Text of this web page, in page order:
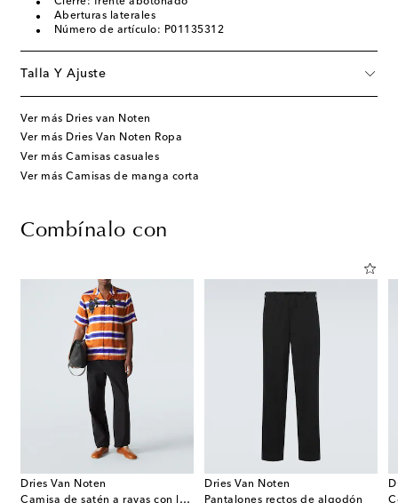
Aberturas laterales
Número de artículo: P01135312
Talla Y Ajuste
Ver más Dries van Noten
Ver más Dries Van Noten Ropa
Ver más Camisas casuales
Ver más Camisas de manga corta
Combínalo con
Dries Van Noten
Camisa de satén a rayas con lentejuelas
Dries Van Noten
Pantalones rectos de algodón